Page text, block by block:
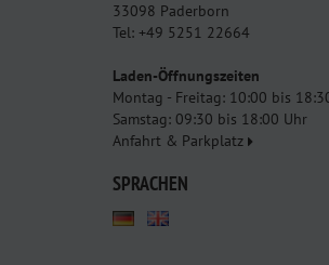
33098 Paderborn
Tel: +49 5251 22664
Laden-Öffnungszeiten
Montag - Freitag: 10:00 bis
Samstag: 09:30 bis 18:00 Uhr
Anfahrt & Parkplatz
SPRACHEN